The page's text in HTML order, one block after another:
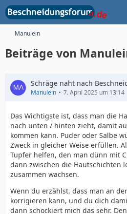
Manulein
Beiträge von
Schräge naht nach
Manulein 7. April 2025 um 13:14
Das Wichtigste ist, dass man die
nach unten / hinten zieht, damit
kommen kann. Puder oder Salbe
Zweck in gleicher Weise erfüllen.
Tupfer helfen, den man dünn mit
dann zwischen die Hautschichten
zusammen wachsen.
Wenn du erzählst, dass man an
korrigieren kann, und du dich
dann schockiert mich das sehr.